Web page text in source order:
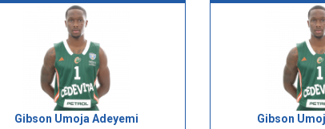
Gibson Umoja Adeyemi Gibson